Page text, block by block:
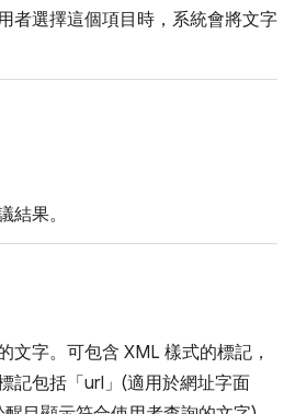
者選擇這個項目時，系統會將文字
結果。
文字。可包含 XML 樣式的標記，
記包括「url」(適用於網址字面